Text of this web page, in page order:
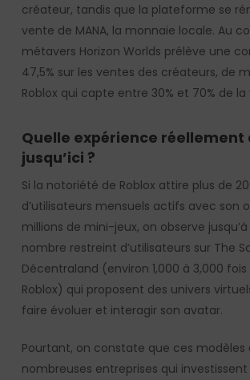
créateur, tandis que la plateforme se
vente de MANA, la monnaie locale. Au
métavers Horizon Worlds prélève une
47,5% sur les ventes des créateurs, de
Roblox qui capte entre 30% et 70% de
Quelle expérience réellement
jusqu’ici ?
Si la notoriété de Roblox attire plus de
d’utilisateurs mensuels actifs avec son
millions de mini-jeux, on observe
nombre restreint d’utilisateurs sur The
Décentraland (environ 1,000 à 3,000
Roblox) qui proposent des univers
faire évoluer et interagir son avatar.
Pourtant, on constate que ces
nombreuses entreprises qui